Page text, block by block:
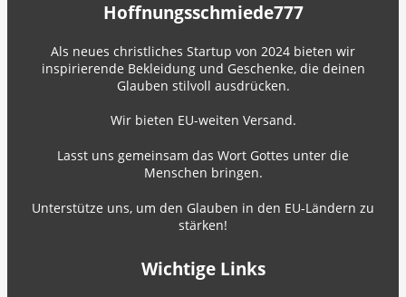
Hoffnungsschmiede777
Als neues christliches Startup von 2024 bieten wir
inspirierende Bekleidung und Geschenke, die deinen
Glauben stilvoll ausdrücken.
Wir bieten EU-weiten Versand.
Lasst uns gemeinsam das Wort Gottes unter die
Menschen bringen.
Unterstütze uns, um den Glauben in den EU-Ländern zu
stärken!
Wichtige Links